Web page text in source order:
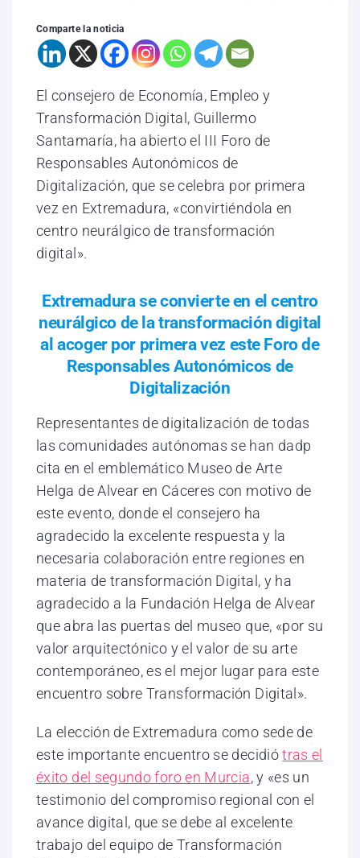
Comparte la noticia
El consejero de Economía, Empleo y
Transformación Digital, Guillermo
Santamaría, ha abierto el III Foro de
Responsables Autonómicos de
Digitalización, que se celebra por primera
vez en Extremadura, «convirtiéndola en
centro neurálgico de transformación
digital».
Extremadura se convierte en el centro
neurálgico de la transformación digital
al acoger por primera vez este Foro de
Responsables Autonómicos de
Digitalización
Representantes de digitalización de todas
las comunidades autónomas se han dadp
cita en el emblemático Museo de Arte
Helga de Alvear en Cáceres con motivo de
este evento, donde el consejero ha
agradecido la excelente respuesta y la
necesaria colaboración entre regiones en
materia de transformación Digital, y ha
agradecido a la Fundación Helga de Alvear
que abra las puertas del museo que, «por su
valor arquitectónico y el valor de su arte
contemporáneo, es el mejor lugar para este
encuentro sobre Transformación Digital».
La elección de Extremadura como sede de
este importante encuentro se decidiótras el
éxito del segundo foro en Murcia, y «es un
testimonio del compromiso regional con el
avance digital, que se debe al excelente
trabajo del equipo de Transformación